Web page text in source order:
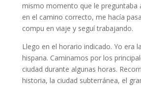
mismo momento que le preguntaba
en el camino correcto, me hacía
compu en viaje y seguí trabajando.
Llego en el horario indicado. Yo era
hispana. Caminamos por los
ciudad durante algunas horas.
historia, la ciudad subterránea, el